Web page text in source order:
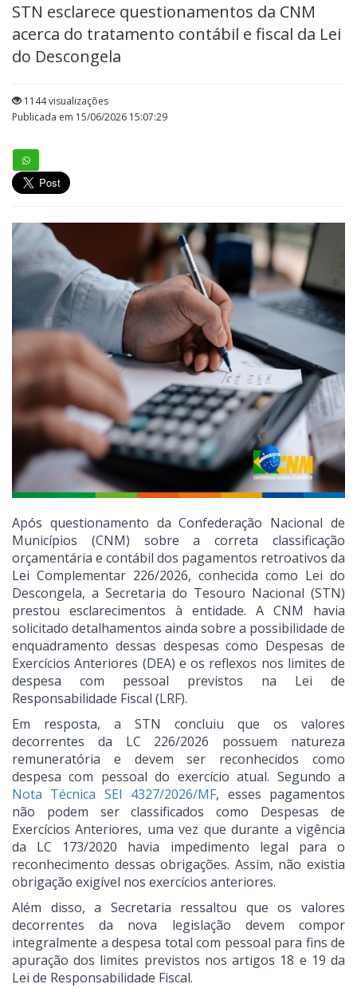
STN esclarece questionamentos da CNM
acerca do tratamento contábil e fiscal da Lei
do Descongela
1144 visualizações
Publicada em 15/06/2026 15:07:29
Após questionamento da Confederação Nacional de
Municípios (CNM) sobre a correta classificação
orçamentária e contábil dos pagamentos retroativos da
Lei Complementar 226/2026, conhecida como Lei do
Descongela, a Secretaria do Tesouro Nacional (STN)
prestou esclarecimentos à entidade. A CNM havia
solicitado detalhamentos ainda sobre a possibilidade de
enquadramento dessas despesas como Despesas de
Exercícios Anteriores (DEA) e os reflexos nos limites de
despesa com pessoal previstos na Lei de
Responsabilidade Fiscal (LRF).
Em resposta, a STN concluiu que os valores
decorrentes da LC 226/2026 possuem natureza
remuneratória e devem ser reconhecidos como
despesa com pessoal do exercício atual. Segundo a
Nota Técnica SEI 4327/2026/MF, esses pagamentos
não podem ser classificados como Despesas de
Exercícios Anteriores, uma vez que durante a vigência
da LC 173/2020 havia impedimento legal para o
reconhecimento dessas obrigações. Assim, não existia
obrigação exigível nos exercícios anteriores.
Além disso, a Secretaria ressaltou que os valores
decorrentes da nova legislação devem compor
integralmente a despesa total com pessoal para fins de
apuração dos limites previstos nos artigos 18 e 19 da
Lei de Responsabilidade Fiscal.